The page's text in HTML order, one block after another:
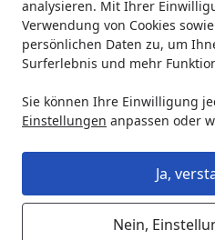
analysieren. Mit Ihrer
Verwendung von Cookies
persönlichen Daten zu, um
Surferlebnis und mehr
Sie können Ihre Einwilligung
Einstellungen anpassen oder
Ja,
Nein,
Eco-Rise 30